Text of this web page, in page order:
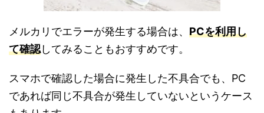
メルカリでエラーが発生する場合は、 PCを利用し
て確認してみることもおすすめです。
スマホで確認した場合に発生した不具合でも、PC
であれば同じ不具合が発生していないというケース